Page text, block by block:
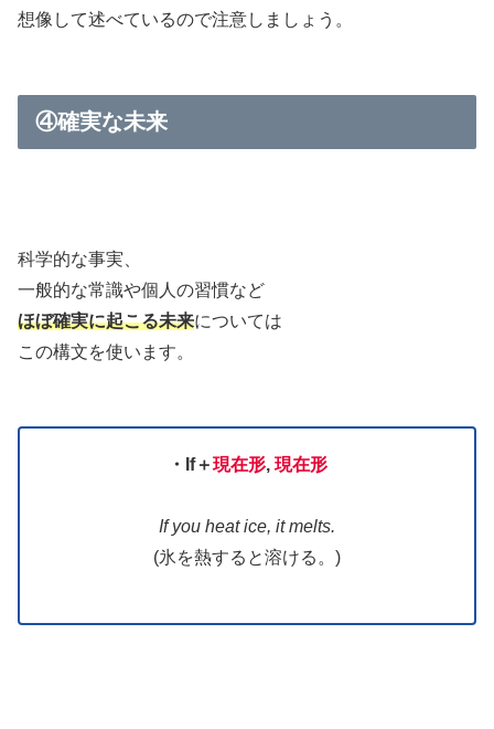
想像して述べているので注意しましょう。
④確実な未来
科学的な事実、
一般的な常識や個人の習慣など
ほぼ確実に起こる未来については
この構文を使います。
・If＋現在形, 現在形
If you heat ice, it melts.
(氷を熱すると溶ける。)